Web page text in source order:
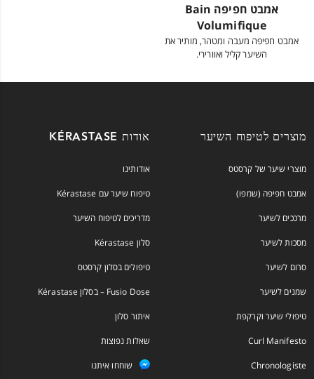
אמבט חפיפה Bain
Volumifique
אמבט חפיפה מעבה ומטהר, מותיר את
השיער קליל ואוורירי.
מוצרים לטיפוח השיער
מוצרי שיער של קרסטס
אמבט חפיפה (שמפו)
מרככים לשיער
מסכות לשיער
סרום לשיער
שמנים לשיער
טיפולי שיער וקרקפת
Curl Manifesto
Chronologiste
אודות KÉRASTASE
אודותינו
טיפוח שיער עם Kérastase
מדריכים לטיפוח השיער
סלון Kérastase
טיפולים בסלון קרסטס
Fusio Dose – בסלון Kérastase
איתור סלון
שאלות נפוצות
שוחחו איתנו